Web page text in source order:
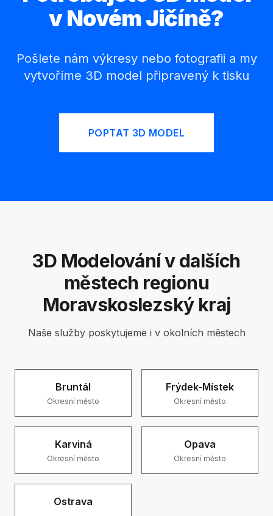
v Novém Jičíně?
Pošlete nám výkresy nebo fotografii a my
vytvoříme 3D model připravený k tisku
POPTAT 3D MODEL
3D Modelování v dalších
městech regionu
Moravskoslezský kraj
Naše služby poskytujeme i v okolních městech
Bruntál
Okresní město
Frýdek-Místek
Okresní město
Karviná
Okresní město
Opava
Okresní město
Ostrava